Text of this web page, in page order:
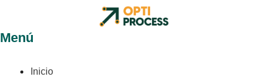
Menú
Inicio